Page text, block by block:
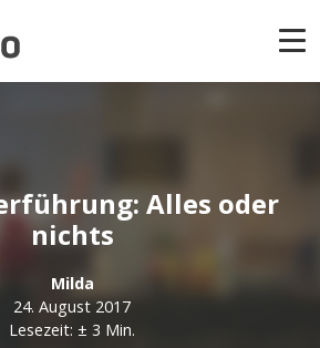
API
Alles oder
nichts
Milda
24. August 2017
Lesezeit: ± 3 Min.